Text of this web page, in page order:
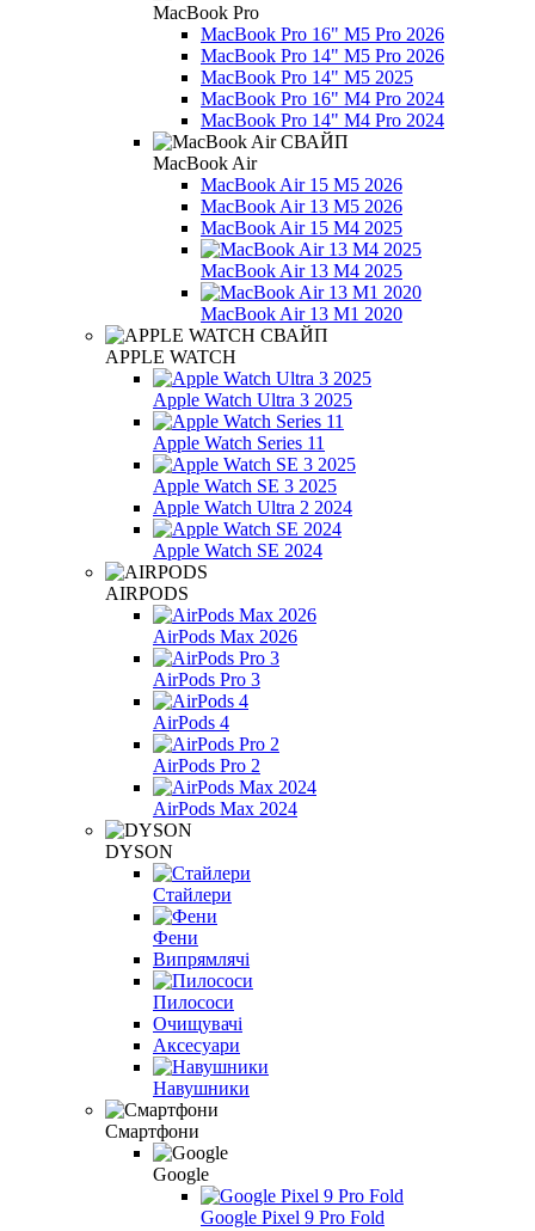
MacBook Pro
MacBook Pro 16" M5 Pro 2026
MacBook Pro 14" M5 Pro 2026
MacBook Pro 14" M5 2025
MacBook Pro 16" M4 Pro 2024
MacBook Pro 14" M4 Pro 2024
MacBook Air
MacBook Air 15 M5 2026
MacBook Air 13 M5 2026
MacBook Air 15 M4 2025
MacBook Air 13 M4 2025
MacBook Air 13 М1 2020
APPLE WATCH
Apple Watch Ultra 3 2025
Apple Watch Series 11
Apple Watch SE 3 2025
Apple Watch Ultra 2 2024
Apple Watch SE 2024
AIRPODS
AirPods Max 2026
AirPods Pro 3
AirPods 4
AirPods Pro 2
AirPods Max 2024
DYSON
Стайлери
Фени
Випрямлячі
Пилососи
Очищувачі
Аксесуари
Навушники
Смартфони
Google
Google Pixel 9 Pro Fold